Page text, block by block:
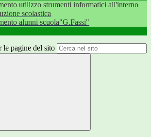
utilizzo strumenti informatici all'interno
scolastica
alunni scuola"G.Fassi"
le pagine del sito